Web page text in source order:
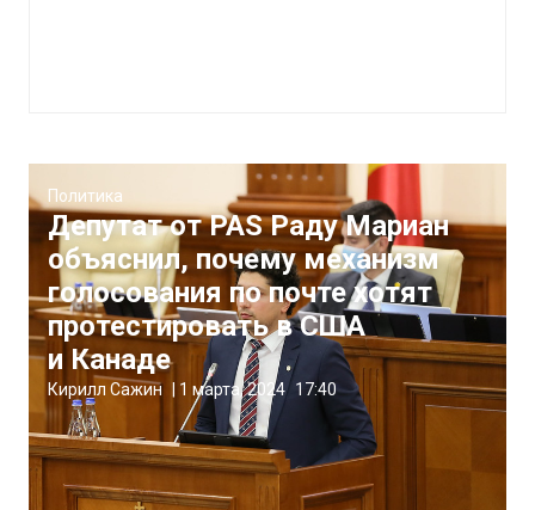
Политика
Депутат от PAS Раду Мариан
объяснил, почему механизм
голосования по почте хотят
протестировать в США
и Канаде
Кирилл Сажин 1 марта, 2024 17:40